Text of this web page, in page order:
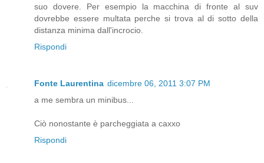
suo dovere. Per esempio la macchina di fronte al suv
dovrebbe essere multata perche si trova al di sotto della
distanza minima dall'incrocio.
Rispondi
Fonte Laurentina dicembre 06, 2011 3:07 PM
a me sembra un minibus...
Ciò nonostante è parcheggiata a caxxo
Rispondi